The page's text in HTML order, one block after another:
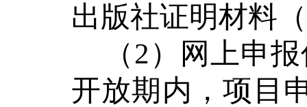
出版社证明材料
（2）网上申
开放期内，项目